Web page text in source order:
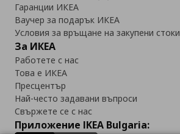
Гаранции ИКЕА
Ваучер за подарък ИКЕА
Условия за връщане на закупени стоки
За ИКЕА
Работете с нас
Това е ИКЕА
Пресцентър
Най-често задавани въпроси
Свържете се с нас
Приложение IKEA Bulgaria: